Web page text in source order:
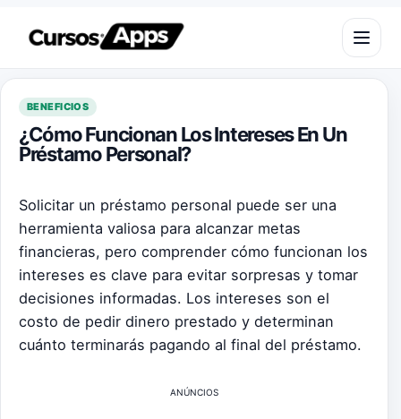
Saltar al contenido
Abrir
BENEFICIOS
¿Cómo Funcionan Los Intereses En Un
Préstamo Personal?
Solicitar un préstamo personal puede ser una
herramienta valiosa para alcanzar metas
financieras, pero comprender cómo funcionan los
intereses es clave para evitar sorpresas y tomar
decisiones informadas. Los intereses son el
costo de pedir dinero prestado y determinan
cuánto terminarás pagando al final del préstamo.
ANÚNCIOS